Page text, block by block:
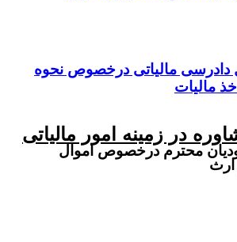
دادرسی مالیاتی درخصوص نحوه
مالیات
در زمینه امور مالیاتی
محترم درخصوص اموال
ارث